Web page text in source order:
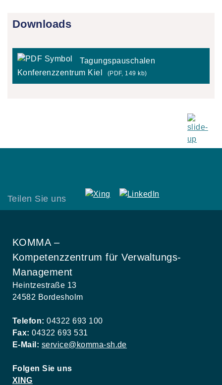
Downloads
Tagungspauschalen
Konferenzzentrum Kiel
(PDF, 149 kb)
Teilen Sie uns
KOMMA –
Kompetenzzentrum für Verwaltungs-
Management
Heintzestraße 13
24582 Bordesholm
Telefon: 04322 693 100
Fax: 04322 693 531
E-Mail: service@komma-sh.de
Folgen Sie uns
XING